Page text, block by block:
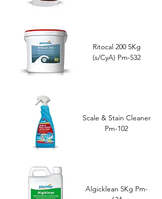
Ritocal 200 5Kg
(s/CyA) Pm-532
Scale & Stain Cleaner
Pm-102
Algicklean 5Kg Pm-